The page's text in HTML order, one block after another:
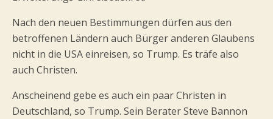
Nach den neuen Bestimmungen dürfen aus den
betroffenen Ländern auch Bürger anderen Glaubens
nicht in die USA einreisen, so Trump. Es träfe also
auch Christen.
Anscheinend gebe es auch ein paar Christen in
Deutschland, so Trump. Sein Berater Steve Bannon